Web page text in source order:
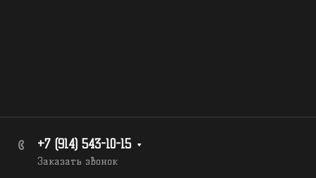
+7 (914) 543-10-15
Заказать звонок